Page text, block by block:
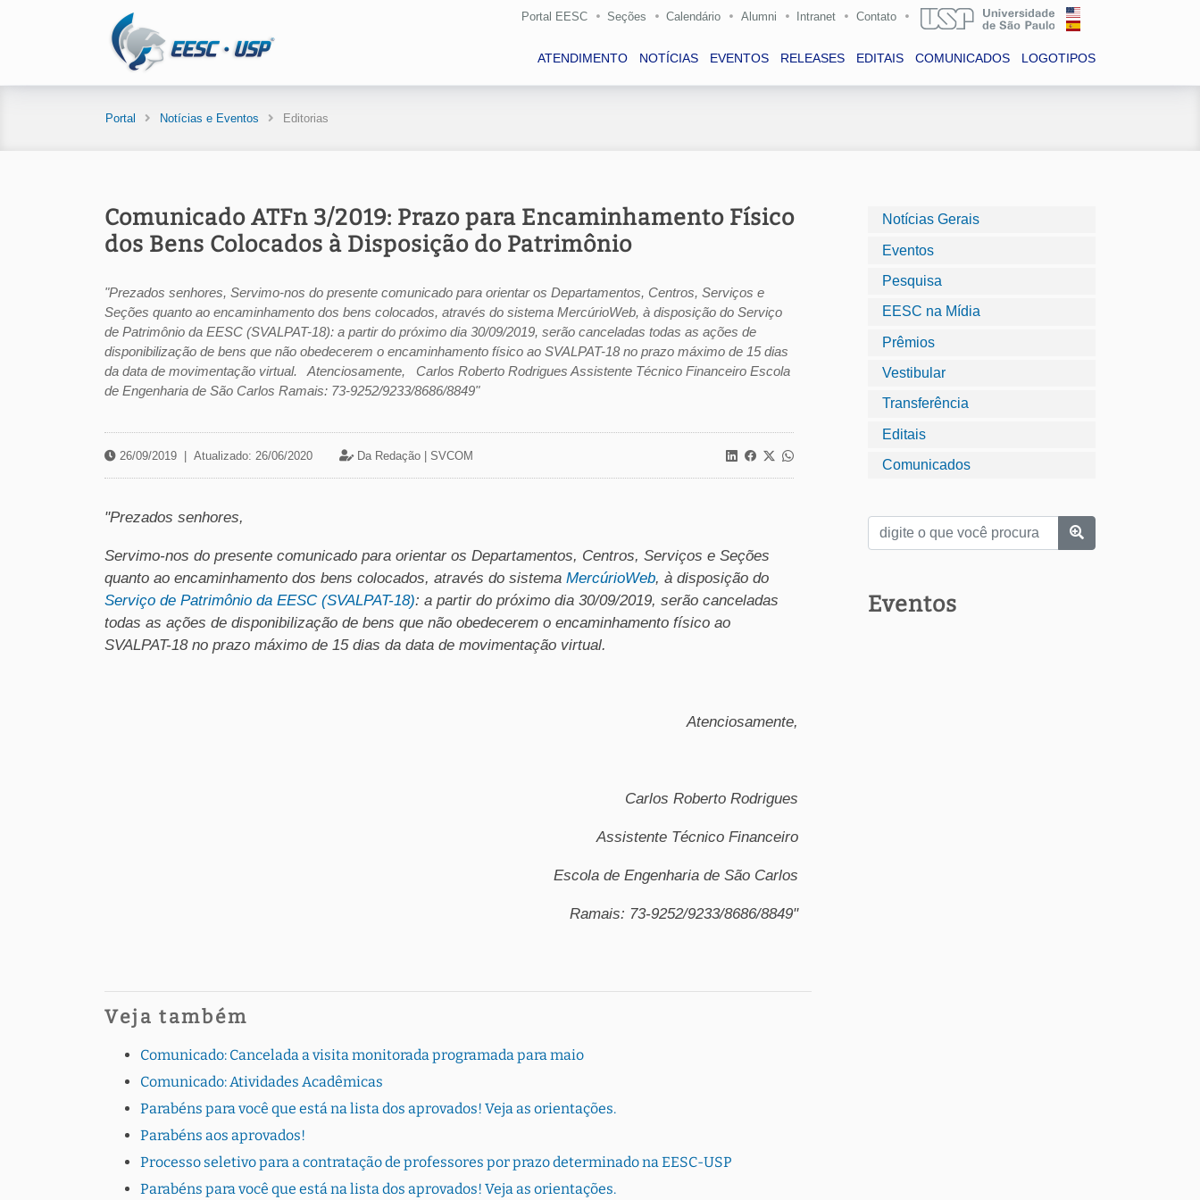
Portal EESC Seções Calendário Alumni Intranet Contato
ATENDIMENTO NOTÍCIAS EVENTOS RELEASES EDITAIS COMUNICADOS LOGOTIPOS
Portal Notícias e Eventos Editorias
Comunicado ATFn 3/2019: Prazo para Encaminhamento Físico
dos Bens Colocados à Disposição do Patrimônio
"Prezados senhores, Servimo-nos do presente comunicado para orientar os Departamentos, Centros, Serviços e
Seções quanto ao encaminhamento dos bens colocados, através do sistema MercúrioWeb, à disposição do Serviço
de Patrimônio da EESC (SVALPAT-18): a partir do próximo dia 30/09/2019, serão canceladas todas as ações de
disponibilização de bens que não obedecerem o encaminhamento físico ao SVALPAT-18 no prazo máximo de 15 dias
da data de movimentação virtual. Atenciosamente, Carlos Roberto Rodrigues Assistente Técnico Financeiro Escola
de Engenharia de São Carlos Ramais: 73-9252/9233/8686/8849"
26/09/2019 Atualizado: 26/06/2020 Da Redação | SVCOM
"Prezados senhores,
Servimo-nos do presente comunicado para orientar os Departamentos, Centros, Serviços e Seções
quanto ao encaminhamento dos bens colocados, através do sistema MercúrioWeb, à disposição do
Serviço de Patrimônio da EESC (SVALPAT-18): a partir do próximo dia 30/09/2019, serão canceladas
todas as ações de disponibilização de bens que não obedecerem o encaminhamento físico ao
SVALPAT-18 no prazo máximo de 15 dias da data de movimentação virtual.
Atenciosamente,
Carlos Roberto Rodrigues
Assistente Técnico Financeiro
Escola de Engenharia de São Carlos
Ramais: 73-9252/9233/8686/8849"
Veja também
Comunicado: Cancelada a visita monitorada programada para maio
Comunicado: Atividades Acadêmicas
Parabéns para você que está na lista dos aprovados! Veja as orientações.
Parabéns aos aprovados!
Processo seletivo para a contratação de professores por prazo determinado na EESC-USP
Parabéns para você que está na lista dos aprovados! Veja as orientações.
Notícias Gerais
Eventos
Pesquisa
EESC na Mídia
Prêmios
Vestibular
Transferência
Editais
Comunicados
Eventos